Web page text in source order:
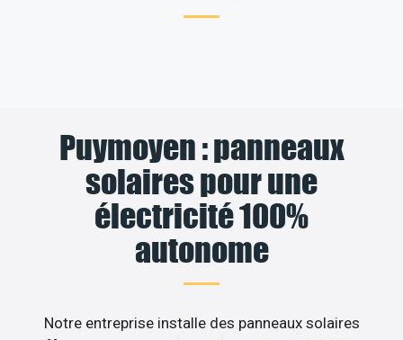
Puymoyen : panneaux
solaires pour une
électricité 100%
autonome
Notre entreprise installe des panneaux solaires